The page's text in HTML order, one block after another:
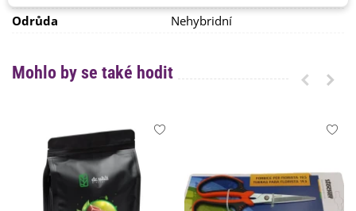
Odrůda
Nehybridní
Mohlo by se také hodit